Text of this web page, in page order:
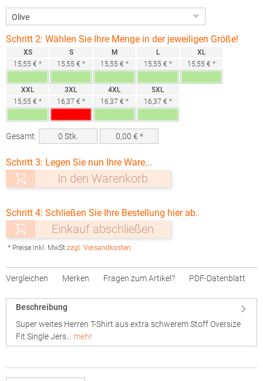
Schritt 2: Wählen Sie Ihre Menge in der jeweiligen Größe!
XS
15,55 € *
S
15,55 € *
M
15,55 € *
L
15,55 € *
XL
15,55 € *
XXL
15,55 € *
3XL
16,37 € *
4XL
16,37 € *
5XL
16,37 € *
Gesamt: 0 Stk. 0,00 € *
Schritt 3: Legen Sie nun Ihre Ware...
In den Warenkorb
Schritt 4: Schließen Sie Ihre Bestellung hier ab.
Einkauf abschließen
* Preise inkl. MwSt.zzgl. Versandkosten
Vergleichen Merken Fragen zum Artikel? PDF-Datenblatt
Beschreibung
Super weites Herren T-Shirt aus extra schwerem Stoff Oversize
Fit Single Jers… mehr